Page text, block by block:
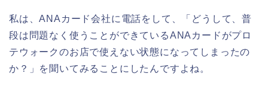
私は、ANAカード会社に電話をして、「どうして、普
段は問題なく使うことができているANAカードがプロ
テウォークのお店で使えない状態になってしまったの
か？」を聞いてみることにしたんですよね。